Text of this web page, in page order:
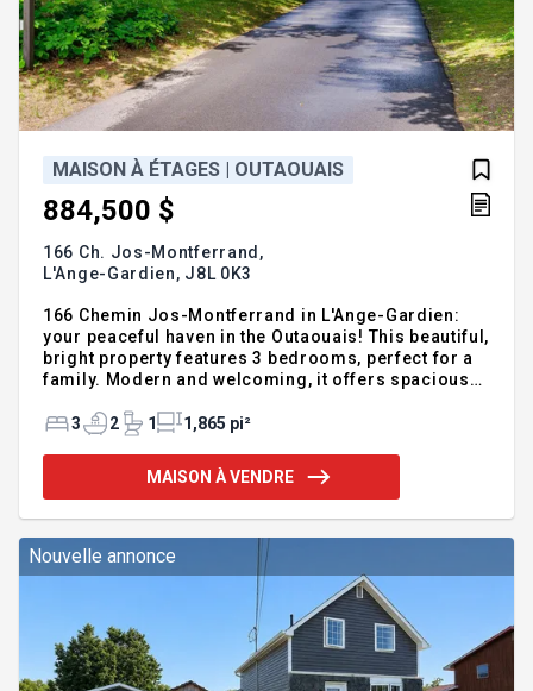
MAISON À ÉTAGES | OUTAOUAIS
884,500 $
166 Ch. Jos-Montferrand,
L'Ange-Gardien, J8L 0K3
166 Chemin Jos-Montferrand in L'Ange-Gardien:
your peaceful haven in the Outaouais! This beautiful,
bright property features 3 bedrooms, perfect for a
family. Modern and welcoming, it offers spacious
ultra-practical attached garage combined with a
Nestled on a magnificent wooded lot with no rear
neighbors, this home perfectly blends absolute
lifestyle. A rare, turn-key opportunity to visit
quickly! Contac
3 2 1 1,865 pi²
MAISON À VENDRE
Nouvelle annonce